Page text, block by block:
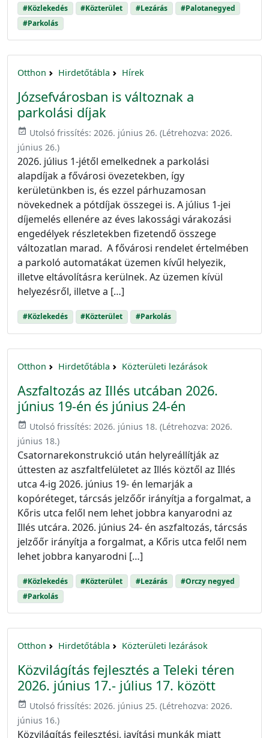
#Közlekedés #Közterület #Lezárás
#Palotanegyed
#Parkolás
Otthon Hirdetőtábla Hírek
Józsefvárosban is változnak a
parkolási díjak
event_available Utolsó frissítés: 2026. június 26. (Létrehozva: 2026.
június 26.)
2026. július 1-jétől emelkednek a parkolási
alapdíjak a fővárosi övezetekben, így
kerületünkben is, és ezzel párhuzamosan
növekednek a pótdíjak összegei is. A július 1-jei
díjemelés ellenére az éves lakossági várakozási
engedélyek részletekben fizetendő összege
változatlan marad. A fővárosi rendelet értelmében
a parkoló automatákat üzemen kívűl helyezik,
illetve eltávolításra kerülnek. Az üzemen kívül
helyezésről, illetve a […]
#Közlekedés #Közterület #Parkolás
Otthon Hirdetőtábla Közterületi lezárások
Aszfaltozás az Illés utcában 2026.
június 19-én és június 24-én
event_available Utolsó frissítés: 2026. június 18. (Létrehozva: 2026.
június 18.)
Csatornarekonstrukció után helyreállítják az
úttesten az aszfaltfelületet az Illés köztől az Illés
utca 4-ig 2026. június 19- én lemarják a
kopóréteget, tárcsás jelzőőr irányítja a forgalmat, a
Kőris utca felől nem lehet jobbra kanyarodni az
Illés utcára. 2026. június 24- én aszfaltozás, tárcsás
jelzőőr irányítja a forgalmat, a Kőris utca felől nem
lehet jobbra kanyarodni […]
#Közlekedés #Közterület #Lezárás
#Orczy negyed
#Parkolás
Otthon Hirdetőtábla Közterületi lezárások
Közvilágítás fejlesztés a Teleki téren
2026. június 17.- július 17. között
event_available Utolsó frissítés: 2026. június 25. (Létrehozva: 2026.
június 16.)
Közvilágítás fejlesztési, javítási munkák miatt